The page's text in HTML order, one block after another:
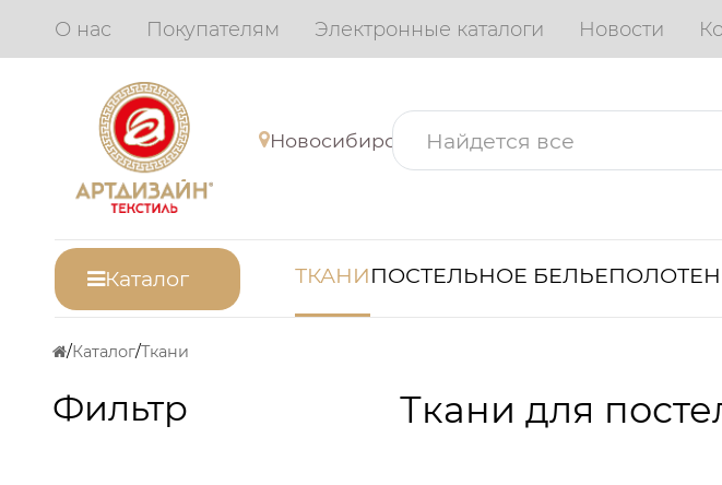
О нас Покупателям Электронные каталоги Новости
Новосибирск
Каталог ТКАНИПОСТЕЛЬНОЕ БЕЛЬЕ
Каталог Ткани
Фильтр Ткани для